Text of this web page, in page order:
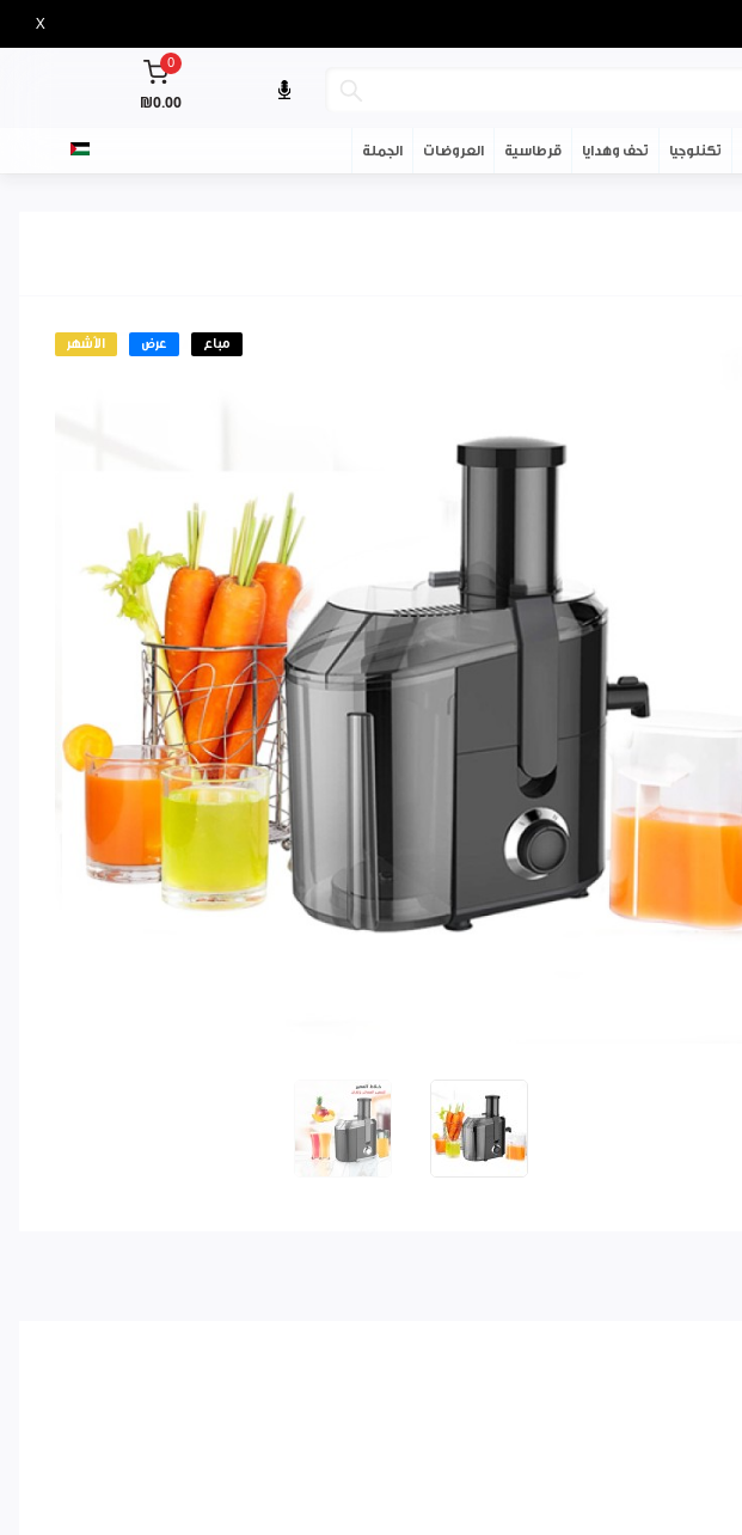
X
0
₪0.00
تكنلوجيا تحف وهدايا قرطاسية العروضات الجملة
الأشهر عرض مباع